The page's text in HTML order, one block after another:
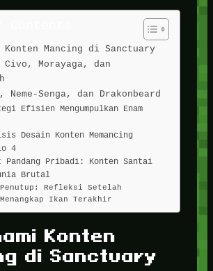
Konten Mancing di Sanctuary
Morayaga, dan
Senga, dan Drakonbeard
Efisien Mengumpulkan Enam
Desain Konten Memancing
4
Pandang Pribadi: Konten Santai
Brutal
Penutup: Refleksi Setelah
Menangkap Ikan Terakhir
Konten
di Sanctuary